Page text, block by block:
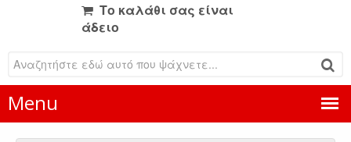
Το καλάθι σας είναι
άδειο
Menu